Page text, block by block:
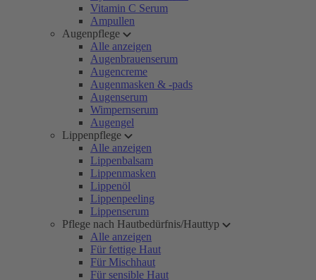
Vitamin C Serum
Ampullen
Augenpflege
Alle anzeigen
Augenbrauenserum
Augencreme
Augenmasken & -pads
Augenserum
Wimpernserum
Augengel
Lippenpflege
Alle anzeigen
Lippenbalsam
Lippenmasken
Lippenöl
Lippenpeeling
Lippenserum
Pflege nach Hautbedürfnis/Hauttyp
Alle anzeigen
Für fettige Haut
Für Mischhaut
Für sensible Haut